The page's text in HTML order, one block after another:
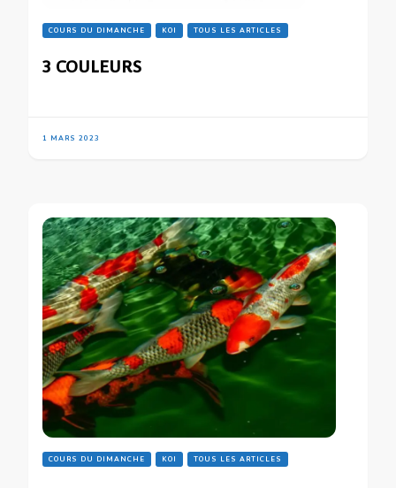
COURS DU DIMANCHE KOI TOUS LES ARTICLES
3 COULEURS
1 MARS 2023
COURS DU DIMANCHE KOI TOUS LES ARTICLES